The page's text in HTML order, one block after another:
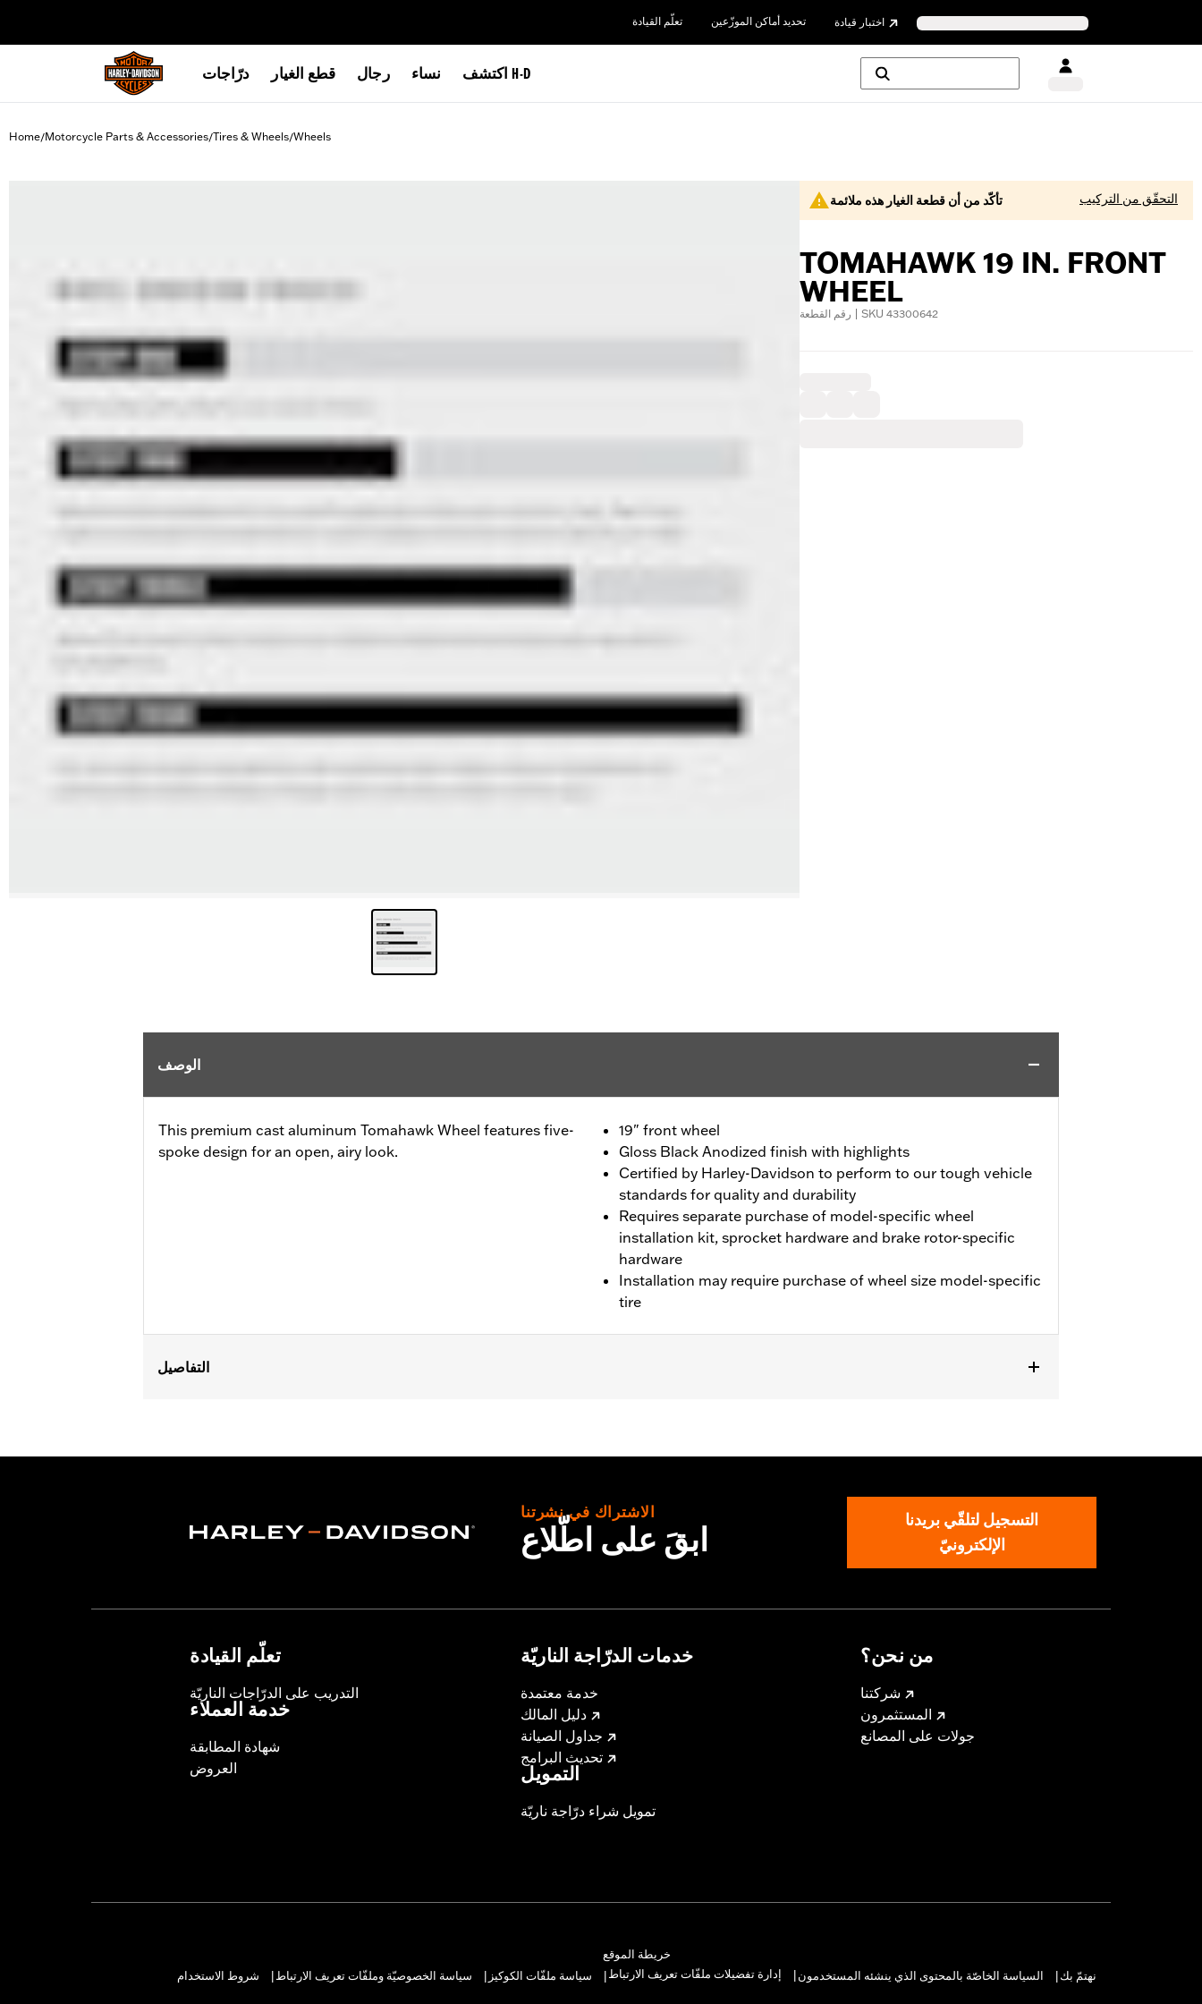
تعلّم القيادة تحديد أماكن الموزّعين اختبار قيادة
درّاجات قطع الغيار رجال نساء اكتشف H-D
Home/Motorcycle Parts & Accessories/Tires & Wheels/Wheels
تأكّد من أن قطعة الغيار هذه ملائمة التحقّق من التركيب
TOMAHAWK 19 IN. FRONT
WHEEL
رقم القطعة | SKU 43300642
الوصف
This premium cast aluminum Tomahawk Wheel features five-
spoke design for an open, airy look.
19" front wheel
Gloss Black Anodized finish with highlights
Certified by Harley-Davidson to perform to our tough vehicle
standards for quality and durability
Requires separate purchase of model-specific wheel
installation kit, sprocket hardware and brake rotor-specific
hardware
Installation may require purchase of wheel size model-specific
tire
التفاصيل
Position On Bike:Front
In the Box:Wheel only
See I-sheet for details. Installation may require purchase of wheel size and model-specific tire.
الاشتراك في نشرتنا
ابقَ على اطّلاع
التسجيل لتلقّي بريدنا
الإلكترونيّ
تعلّم القيادة
التدريب على الدرّاجات الناريّة
خدمة العملاء
شهادة المطابقة
العروض
خدمات الدرّاجة الناريّة
خدمة معتمدة
دليل المالك
جداول الصيانة
تحديث البرامج
التمويل
تمويل شراء درّاجة ناريّة
من نحن؟
شركتنا
المستثمرون
جولات على المصانع
خريطة الموقع
شروط الاستخدام
سياسة الخصوصيّة وملفّات تعريف الارتباط سياسة ملفّات الكوكيز إدارة تفضيلات ملفّات تعريف الارتباط السياسة الخاصّة بالمحتوى الذي ينشئه المستخدمون نهتمّ بك